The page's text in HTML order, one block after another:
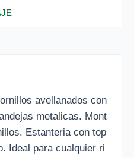
avellanados con
metalicas. Mont
Estanteria con top
Ideal para cualquier ri